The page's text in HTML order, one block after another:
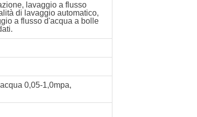
lavaggio a flusso
di lavaggio automatico,
a flusso d'acqua a bolle
0,05-1,0mpa,